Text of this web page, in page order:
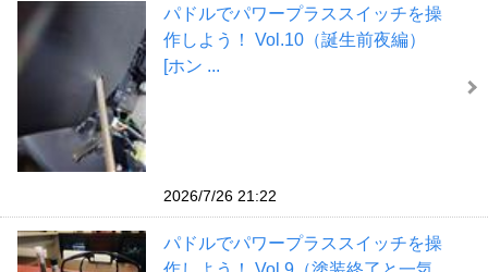
パドルでパワープラススイッチを操
作しよう！ Vol.10（誕生前夜編）
[ホン ...
2026/7/26 21:22
パドルでパワープラススイッチを操